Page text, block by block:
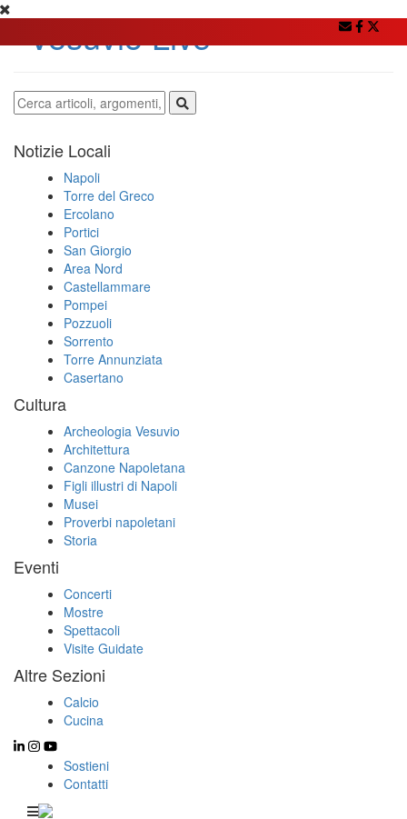
Notizie Locali
Napoli
Torre del Greco
Ercolano
Portici
San Giorgio
Area Nord
Castellammare
Pompei
Pozzuoli
Sorrento
Torre Annunziata
Casertano
Cultura
Archeologia Vesuvio
Architettura
Canzone Napoletana
Figli illustri di Napoli
Musei
Proverbi napoletani
Storia
Eventi
Concerti
Mostre
Spettacoli
Visite Guidate
Altre Sezioni
Calcio
Cucina
Sostieni
Contatti